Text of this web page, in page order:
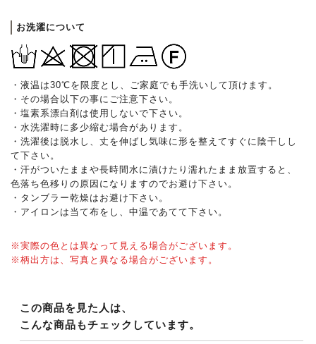
お洗濯について
・液温は30℃を限度とし、ご家庭でも手洗いして頂けます。
・その場合以下の事にご注意下さい。
・塩素系漂白剤は使用しないで下さい。
・水洗濯時に多少縮む場合があります。
・洗濯後は脱水し、丈を伸ばし気味に形を整えてすぐに陰干しし
て下さい。
・汗がついたままや長時間水に漬けたり濡れたまま放置すると、
色落ち色移りの原因になりますのでお避け下さい。
・タンブラー乾燥はお避け下さい。
・アイロンは当て布をし、中温であてて下さい。
※実際の色とは異なって見える場合がございます。
※柄出方は、写真と異なる場合がございます。
この商品を見た人は、
こんな商品もチェックしています。